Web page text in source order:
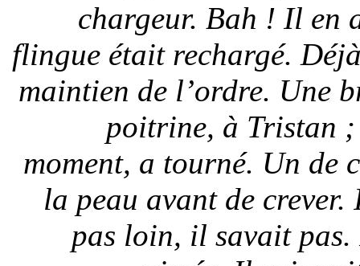
chargeur. Bah ! Il en
flingue était rechargé.
maintien de l’ordre. Une
poitrine, à Tristan ;
moment, a tourné. Un de
la peau avant de
pas loin, il savait